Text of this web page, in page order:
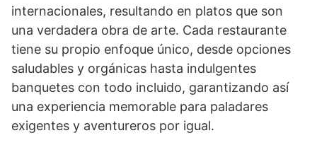
internacionales, resultando en platos que son
una verdadera obra de arte. Cada restaurante
tiene su propio enfoque único, desde opciones
saludables y orgánicas hasta indulgentes
banquetes con todo incluido, garantizando así
una experiencia memorable para paladares
exigentes y aventureros por igual.